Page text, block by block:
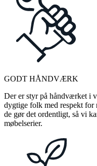
GODT HÅNDVÆRK
Der er styr på håndværket i
dygtige folk med respekt for
de gør det ordentligt, så vi
møbelserier.